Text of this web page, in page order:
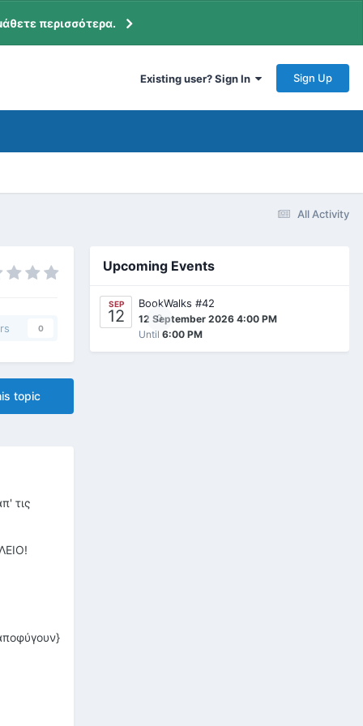
περισσότερα.
Existing user? Sign In Sign Up
All Activity
0
topic
τις
Upcoming Events
SEP
12 0
BookWalks #42
12 September 2026 4:00 PM
Until 6:00 PM